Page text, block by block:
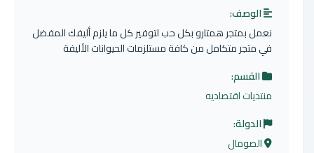
الوصف:
نعمل بمتجر همتارو بكل حب لتوفير كل ما يلزم أليفك المفضل
في متجر متكامل من كافة مستلزمات الحيوانات الأليفة
القسم:
منتديات اقتصاديه
الدولة:
الصومال